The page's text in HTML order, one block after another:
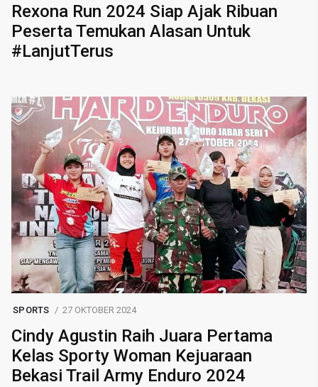
Rexona Run 2024 Siap Ajak Ribuan
Peserta Temukan Alasan Untuk
#LanjutTerus
SPORTS 27 OKTOBER 2024
Cindy Agustin Raih Juara Pertama
Kelas Sporty Woman Kejuaraan
Bekasi Trail Army Enduro 2024